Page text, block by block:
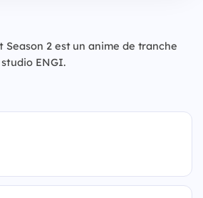
Season 2 est un anime de tranche
ENGI.